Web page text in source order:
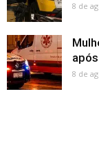
8 de
8 de